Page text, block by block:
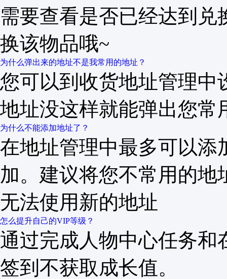
需要查看是否已经达到
换该物品哦~
为什么弹出来的地址不是我常用的地址？
您可以到收货地址管理中
地址没这样就能弹出您常
为什么不能添加地址了？
在地址管理中最多可以添
加。建议将您不常用的
无法使用新的地址
怎么提升自己的VIP等级？
通过完成人物中心任务和
签到不获取成长值。